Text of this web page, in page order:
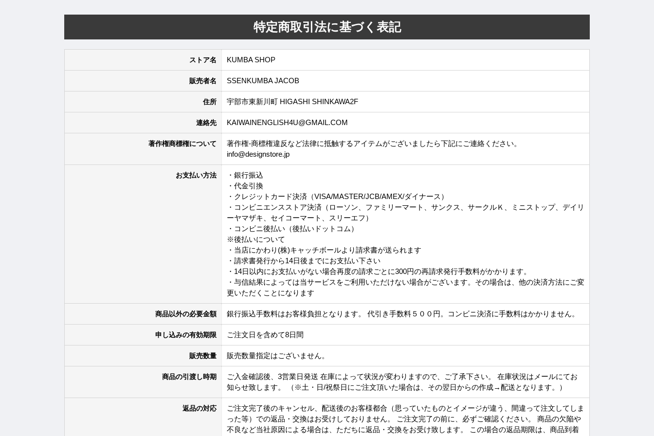
特定商取引法に基づく表記
ストア名 KUMBA SHOP
販売者名 SSENKUMBA JACOB
住所 宇部市東新川町 HIGASHI SHINKAWA2F
連絡先 KAIWAINENGLISH4U@GMAIL.COM
著作権商標権について
著作権-商標権違反など法律に抵触するアイテムがございましたら下記にご連絡ください。
info@designstore.jp
お支払い方法
・銀行振込
・代金引換
・クレジットカード決済（VISA/MASTER/JCB/AMEX/ダイナース）
・コンビニエンスストア決済（ローソン、ファミリーマート、サンクス、サークルＫ、ミニストップ、デイリ
ーヤマザキ、セイコーマート、スリーエフ）
・コンビニ後払い（後払いドットコム）
※後払いについて
・当店にかわり(株)キャッチボールより請求書が送られます
・請求書発行から14日後までにお支払い下さい
・14日以内にお支払いがない場合再度の請求ごとに300円の再請求発行手数料がかかります。
・与信結果によっては当サービスをご利用いただけない場合がございます。その場合は、他の決済方法にご変
更いただくことになります
商品以外の必要金額 銀行振込手数料はお客様負担となります。 代引き手数料５００円。コンビニ決済に手数料はかかりません。
申し込みの有効期限 ご注文日を含めて8日間
販売数量 販売数量指定はございません。
商品の引渡し時期
ご入金確認後、3営業日発送 在庫によって状況が変わりますので、ご了承下さい。 在庫状況はメールにてお
知らせ致します。 （※土・日/祝祭日にご注文頂いた場合は、その翌日からの作成→配送となります。）
返品の対応
ご注文完了後のキャンセル、配送後のお客様都合（思っていたものとイメージが違う、間違って注文してしま
った等）での返品・交換はお受けしておりません。 ご注文完了の前に、必ずご確認ください。 商品の欠陥や
不良など当社原因による場合は、ただちに返品・交換をお受け致します。 この場合の返品期限は、商品到着